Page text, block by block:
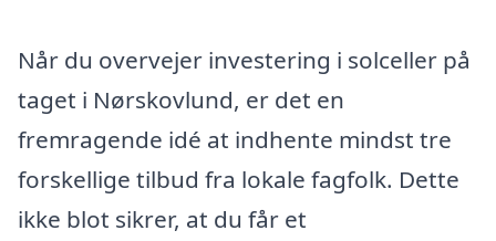
Når du overvejer investering i solceller på
taget i Nørskovlund, er det en
fremragende idé at indhente mindst tre
forskellige tilbud fra lokale fagfolk. Dette
ikke blot sikrer, at du får et